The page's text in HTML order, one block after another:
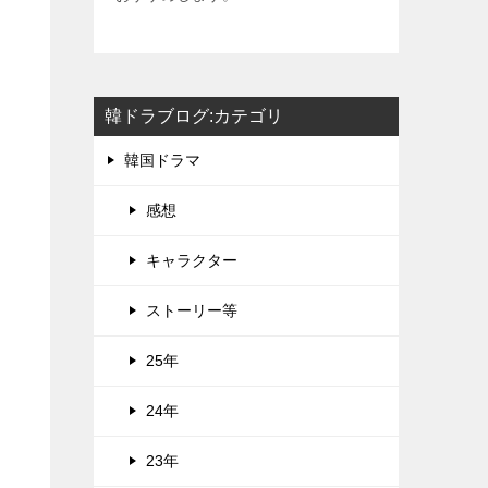
韓ドラブログ:カテゴリ
韓国ドラマ
感想
キャラクター
ストーリー等
25年
24年
23年